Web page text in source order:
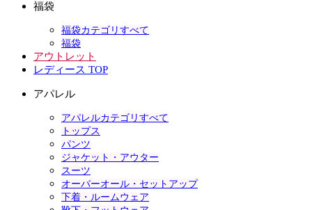
福袋
福袋カテゴリすべて
福袋
アウトレット
レディース TOP
アパレル
アパレルカテゴリすべて
トップス
パンツ
ジャケット・アウター
スーツ
オーバーオール・セットアップ
下着・ルームウェア